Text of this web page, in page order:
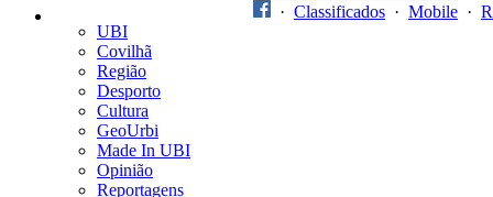
· Classificados · Mobile ·
UBI
Covilhã
Região
Desporto
Cultura
GeoUrbi
Made In UBI
Opinião
Reportagens